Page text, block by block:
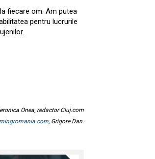
fiecare om. Am putea
pentru lucrurile
Onea, redactor Cluj.com
, Grigore Dan.